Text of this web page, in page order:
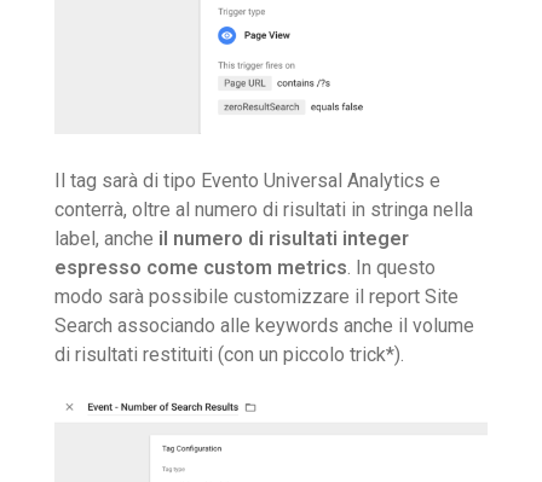
Il tag sarà di tipo Evento Universal Analytics e
conterrà, oltre al numero di risultati in stringa nella
label, anche il numero di risultati integer
espresso come custom metrics . In questo
modo sarà possibile customizzare il report Site
Search associando alle keywords anche il volume
di risultati restituiti (con un piccolo trick*).